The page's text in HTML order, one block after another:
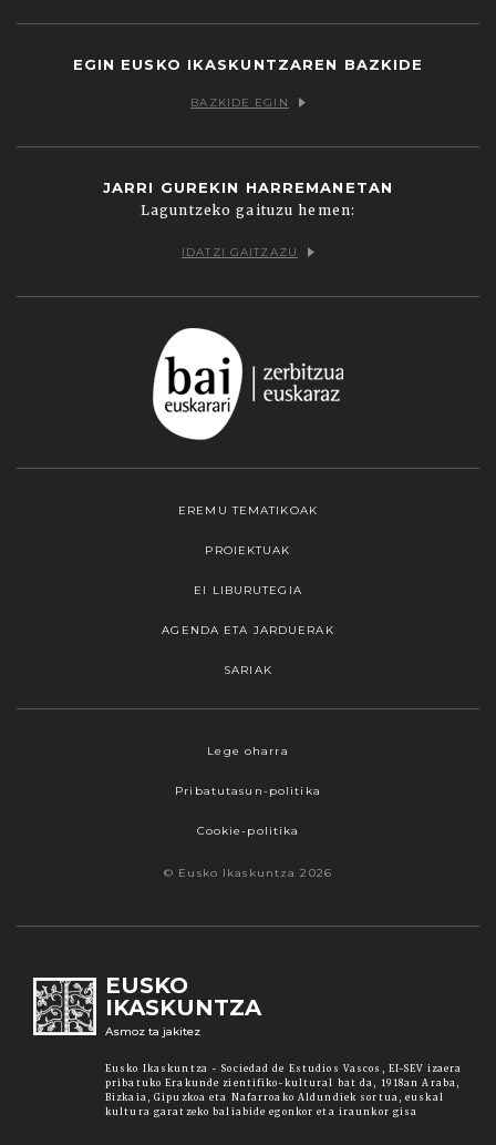
EGIN EUSKO IKASKUNTZAREN BAZKIDE
BAZKIDE EGIN
JARRI GUREKIN HARREMANETAN
Laguntzeko gaituzu hemen:
IDATZI GAITZAZU
EREMU TEMATIKOAK
PROIEKTUAK
EI LIBURUTEGIA
AGENDA ETA JARDUERAK
SARIAK
Lege oharra
Pribatutasun-politika
Cookie-politika
© Eusko Ikaskuntza 2026
EUSKO
IKASKUNTZA
Asmoz ta jakitez
Eusko Ikaskuntza - Sociedad de Estudios Vascos, EI-SEV izaera
pribatuko Erakunde zientifiko-kultural bat da, 1918an Araba,
Bizkaia, Gipuzkoa eta Nafarroako Aldundiek sortua, euskal
kultura garatzeko baliabide egonkor eta iraunkor gisa
Webgune honek cookieak erabiltzen ditu,
nabigatzeko nahiago duzun cookie aukera.
Guztiz desaktibatzea ere hauta dezakezu.
"konfigurazioa" aukeran. "Onartzen dut" botoia
cookie politika onartzen duzula adierazten ari
gehiago lortzeko.
Onartu